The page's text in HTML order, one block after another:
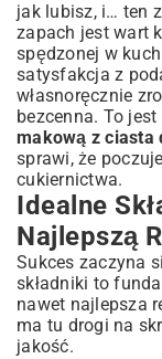
Makowej
Rolada makowa
możliwe?
Przechowywanie
zachowuje
Rolada makowa
nowoczesność
Podsumowanie:
Kuchni
jak lubisz, i… ten
zapach jest wart
spędzonej w
satysfakcja z
własnoręcznie
bezcenna. To jest
makową z ciasta
sprawi, że
cukiernictwa.
Idealne
Najlepszą
Sukces zaczyna
składniki to
nawet najlepsza
ma tu drogi na
jakość.